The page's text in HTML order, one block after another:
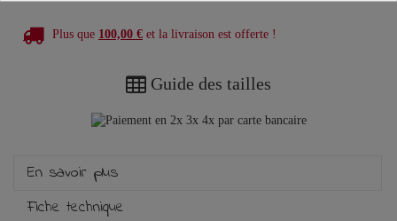
Plus que 100,00 € et la livraison est offerte !
Guide des tailles
En savoir plus
Fiche technique